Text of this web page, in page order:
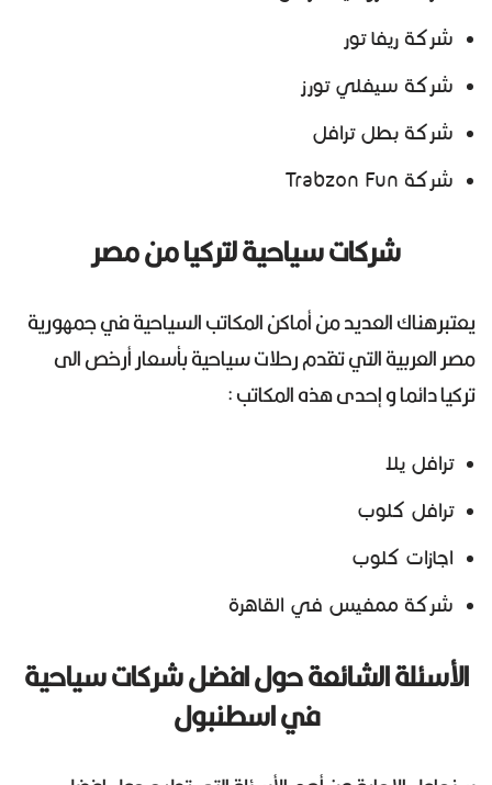
شركة ريفا تور
شركة سيفلي تورز
شركة بطل ترافل
شركة Trabzon Fun
شركات سياحية لتركيا من مصر
يعتبرهناك العديد من أماكن المكاتب السياحية في جمهورية
مصر العربية التي تقدم رحلات سياحية بأسعار أرخص الى
تركيا دائما و إحدى هذه المكاتب :
ترافل يلا
ترافل كلوب
اجازات كلوب
شركة ممفيس في القاهرة
الأسئلة الشائعة حول افضل شركات سياحية
في اسطنبول